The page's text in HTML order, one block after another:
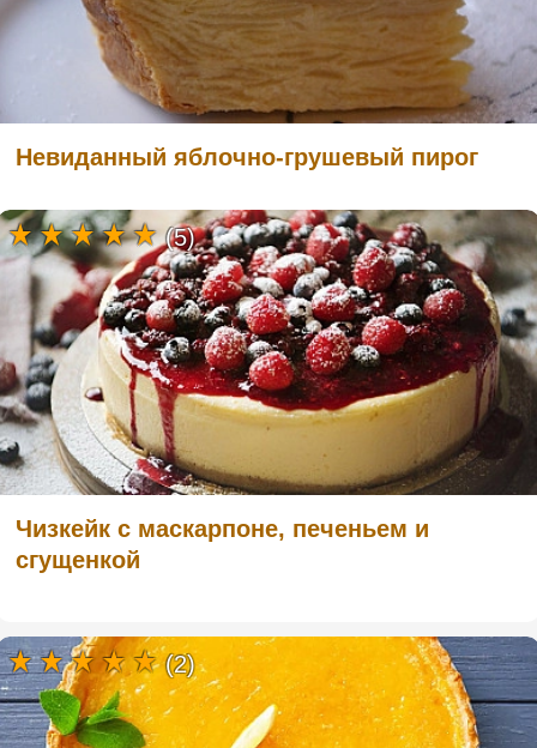
Невиданный яблочно-грушевый пирог
Чизкейк с маскарпоне, печеньем и
сгущенкой
(5)
(2)